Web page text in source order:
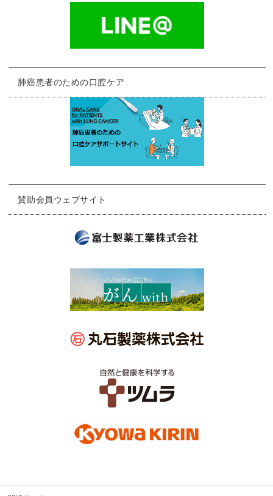
肺癌患者のための口腔ケア
賛助会員ウェブサイト